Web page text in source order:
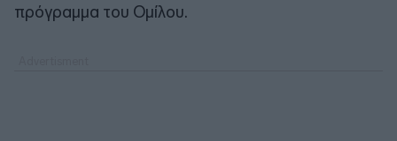
πρόγραμμα του Ομίλου.